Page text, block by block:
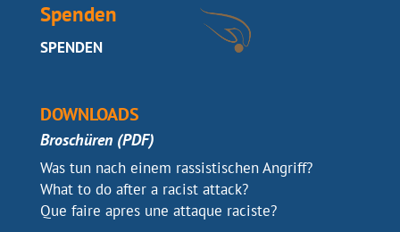
Spenden
SEITE
SPENDEN
DOWNLOADS
Broschüren (PDF)
Was tun nach einem rassistischen Angriff?PDF
What to do after a racist attack?PDF
Que faire apres une attaque raciste?PDF